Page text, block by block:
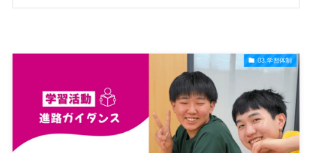
03.学習体制